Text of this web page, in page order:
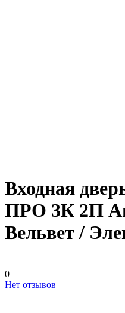
Входная
ПРО 3К 2П
Вельвет /
0
Нет отзывов